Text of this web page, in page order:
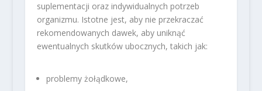
suplementacji oraz indywidualnych potrzeb
organizmu. Istotne jest, aby nie przekraczać
rekomendowanych dawek, aby uniknąć
ewentualnych skutków ubocznych, takich jak:
problemy żołądkowe,